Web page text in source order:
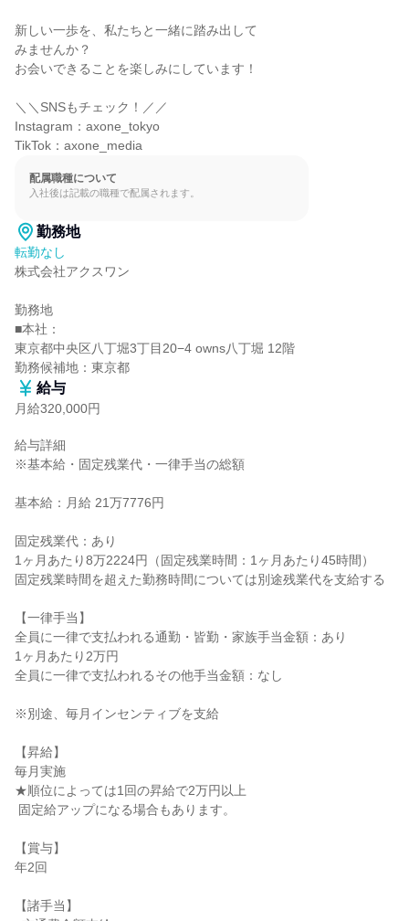
新しい一歩を、私たちと一緒に踏み出して
みませんか？
お会いできることを楽しみにしています！
＼＼SNSもチェック！／／
Instagram：axone_tokyo
TikTok：axone_media
配属職種について
入社後は記載の職種で配属されます。
勤務地
転勤なし
株式会社アクスワン
勤務地
■本社：
東京都中央区八丁堀3丁目20−4 owns八丁堀 12階
勤務候補地：東京都
給与
月給320,000円
給与詳細
※基本給・固定残業代・一律手当の総額
基本給：月給 21万7776円
固定残業代：あり
1ヶ月あたり8万2224円（固定残業時間：1ヶ月あたり45時間）
固定残業時間を超えた勤務時間については別途残業代を支給する
【一律手当】
全員に一律で支払われる通勤・皆勤・家族手当金額：あり
1ヶ月あたり2万円
全員に一律で支払われるその他手当金額：なし
※別途、毎月インセンティブを支給
【昇給】
毎月実施
★順位によっては1回の昇給で2万円以上
【賞与】
年2回
【諸手当】